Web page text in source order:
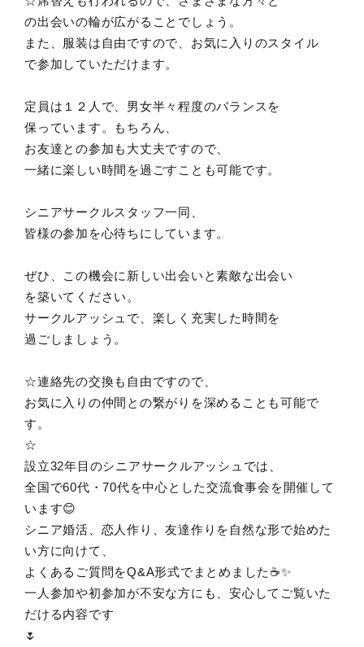
の出会いの輪が広がることでしょう。
また、服装は自由ですので、お気に入りのスタイル
で参加していただけます。
定員は１２人で、男女半々程度のバランスを
保っています。もちろん、
お友達との参加も大丈夫ですので、
一緒に楽しい時間を過ごすことも可能です。
シニアサークルスタッフ一同、
皆様の参加を心待ちにしています。
ぜひ、この機会に新しい出会いと素敵な出会い
を築いてください。
サークルアッシュで、楽しく充実した時間を
過ごしましょう。
☆連絡先の交換も自由ですので、
お気に入りの仲間との繋がりを深めることも可能で
す。
☆
設立32年目のシニアサークルアッシュでは、
全国で60代・70代を中心とした交流食事会を開催して
います😊
シニア婚活、恋人作り、友達作りを自然な形で始めた
い方に向けて、
よくあるご質問をQ&A形式でまとめました☕✨
一人参加や初参加が不安な方にも、安心してご覧いた
だける内容です
🌷